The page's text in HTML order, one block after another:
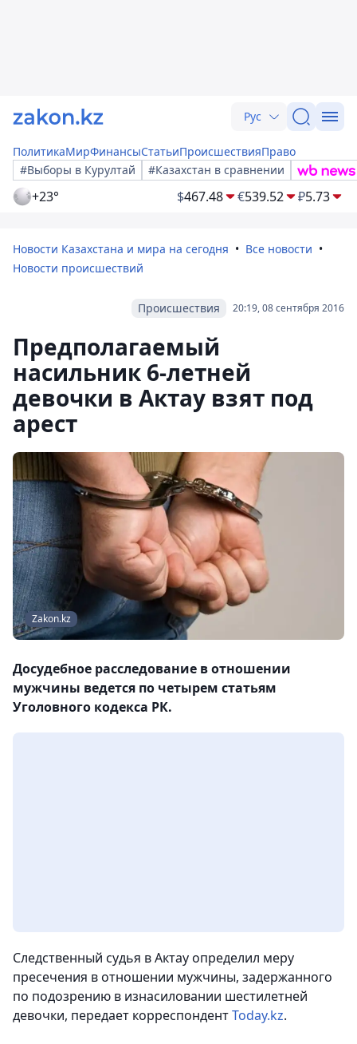
Рус
ПолитикаМирФинансыСтатьиПроисшествияПраво
#Выборы в Курултай
#Казахстан в сравнении
+23° $467.48 €539.52 ₽5.73
Новости Казахстана и мира на сегодня
Все новости
Новости происшествий
20:19, 08 сентября 2016
Происшествия
Предполагаемый
насильник 6-летней
девочки в Актау взят под
арест
Zakon.kz
Досудебное расследование в отношении
мужчины ведется по четырем статьям
Уголовного кодекса РК.
Следственный судья в Актау определил меру
пресечения в отношении мужчины, задержанного
по подозрению в изнасиловании шестилетней
девочки, передает корреспондентToday.kz.